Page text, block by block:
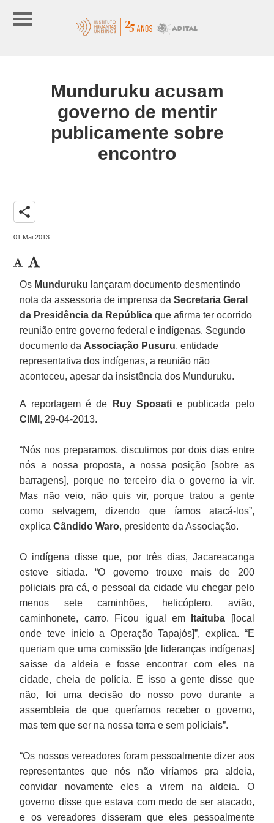
Munduruku acusam
governo de mentir
publicamente sobre
encontro
share
01 Mai 2013
Os Munduruku lançaram documento desmentindo
nota da assessoria de imprensa daSecretaria Geral
da Presidência da República que afirma ter ocorrido
reunião entre governo federal e indígenas. Segundo
documento da Associação Pusuru, entidade
representativa dos indígenas, a reunião não
aconteceu, apesar da insistência dos Munduruku.
A reportagem é de Ruy Sposatie publicada pelo
CIMI , 29-04-2013.
“Nós nos preparamos, discutimos por dois dias entre
nós a nossa proposta, a nossa posição [sobre as
barragens], porque no terceiro dia o governo ia vir.
Mas não veio, não quis vir, porque tratou a gente
como selvagem, dizendo que íamos atacá-los”,
explicaCândido Waro, presidente da Associação.
O indígena disse que, por três dias, Jacareacanga
esteve sitiada. “O governo trouxe mais de 200
policiais pra cá, o pessoal da cidade viu chegar pelo
menos sete caminhões, helicóptero, avião,
caminhonete, carro. Ficou igual em
Itaituba [local
onde teve início a Operação Tapajós]”, explica. “E
queriam que uma comissão [de lideranças indígenas]
saísse da aldeia e fosse encontrar com eles na
cidade, cheia de polícia. E isso a gente disse que
não, foi uma decisão do nosso povo durante a
assembleia de que queríamos receber o governo,
mas tem que ser na nossa terra e sem policiais”.
“Os nossos vereadores foram pessoalmente dizer aos
representantes que nós não viríamos pra aldeia,
convidar novamente eles a virem na aldeia. O
governo disse que estava com medo de ser atacado,
e os vereadores disseram que eles pessoalmente